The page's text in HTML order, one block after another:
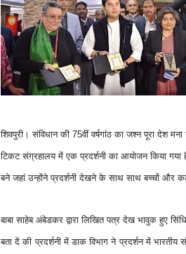
शिवपुरी। संविधान की 75वीं वर्षगांठ का जश्न पूरा देश मना
टिकट संग्रहालय में एक प्रदर्शनी का आयोजन किया गया
बने जहां उन्होंने प्रदर्शनी देखने के साथ साथ बच्चों और
बाबा साहेब अंबेडकर द्वारा लिखित पत्र देख भावुक हुए
बता दें की प्रदर्शनी में डाक विभाग ने प्रदर्शन में